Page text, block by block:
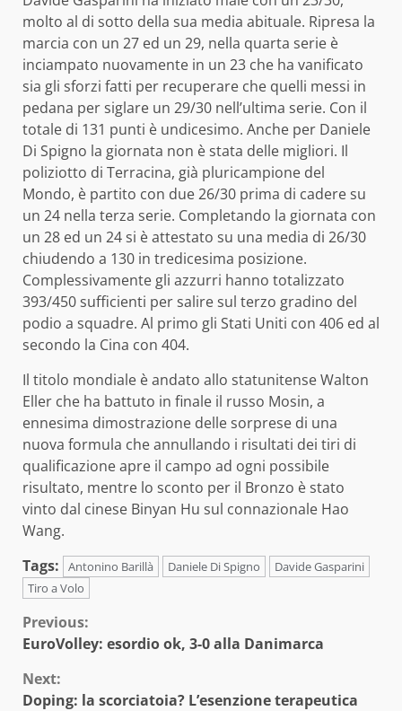
molto al di sotto della sua media abituale. Ripresa la
marcia con un 27 ed un 29, nella quarta serie è
inciampato nuovamente in un 23 che ha vanificato
sia gli sforzi fatti per recuperare che quelli messi in
pedana per siglare un 29/30 nell’ultima serie. Con il
totale di 131 punti è undicesimo. Anche per Daniele
Di Spigno la giornata non è stata delle migliori. Il
poliziotto di Terracina, già pluricampione del
Mondo, è partito con due 26/30 prima di cadere su
un 24 nella terza serie. Completando la giornata con
un 28 ed un 24 si è attestato su una media di 26/30
chiudendo a 130 in tredicesima posizione.
Complessivamente gli azzurri hanno totalizzato
393/450 sufficienti per salire sul terzo gradino del
podio a squadre. Al primo gli Stati Uniti con 406 ed al
secondo la Cina con 404.
Il titolo mondiale è andato allo statunitense Walton
Eller che ha battuto in finale il russo Mosin, a
ennesima dimostrazione delle sorprese di una
nuova formula che annullando i risultati dei tiri di
qualificazione apre il campo ad ogni possibile
risultato, mentre lo sconto per il Bronzo è stato
vinto dal cinese Binyan Hu sul connazionale Hao
Wang.
Tags:
Antonino Barillà Daniele Di Spigno
Davide Gasparini
Tiro a Volo
Continue
Reading
Previous:
EuroVolley: esordio ok, 3-0 alla Danimarca
Next:
Doping: la scorciatoia? L’esenzione terapeutica